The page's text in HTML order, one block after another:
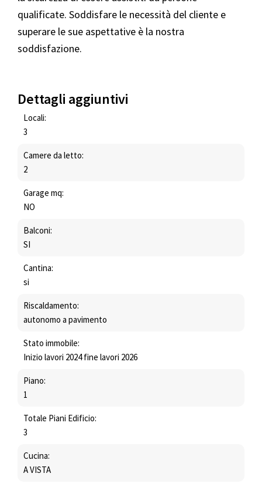
qualificate. Soddisfare le necessità del cliente e
superare le sue aspettative è la nostra
soddisfazione.
Dettagli aggiuntivi
Locali:
3
Camere da letto:
2
Garage mq:
NO
Balconi:
SI
Cantina:
si
Riscaldamento:
autonomo a pavimento
Stato immobile:
Inizio lavori 2024 fine lavori 2026
Piano:
1
Totale Piani Edificio:
3
Cucina:
A VISTA